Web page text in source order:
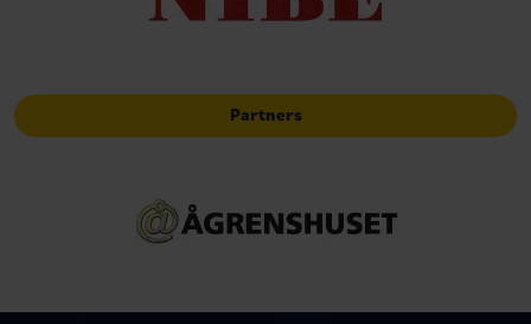
Partners